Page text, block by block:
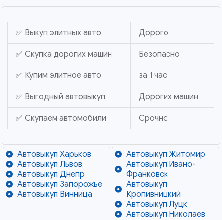
✅ Выкуп элитных авто Дорого
✅ Скупка дорогих машин Безопасно
✅ Купим элитное авто за 1 час
✅ Выгодный автовыкуп Дорогих машин
✅ Скупаем автомобили Срочно
Автовыкуп Харьков
Автовыкуп Львов
Автовыкуп Днепр
Автовыкуп Запорожье
Автовыкуп Винница
Автовыкуп Житомир
Автовыкуп Ивано-
Франковск
Автовыкуп
Кропивницкий
Автовыкуп Луцк
Автовыкуп Николаев